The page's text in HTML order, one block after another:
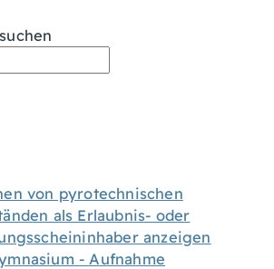
von pyrotechnischen
als Erlaubnis- oder
anzeigen
- Aufnahme